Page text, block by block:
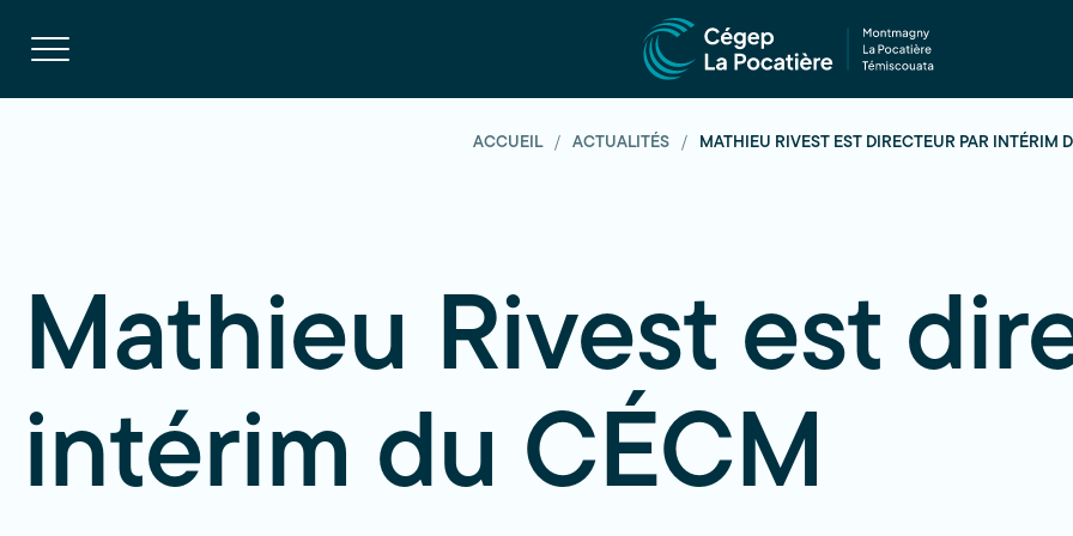
Ouvrir
la
ACCUEIL ACTUALITÉS MATHIEU RIVEST EST DIRECTEUR PAR INTÉRIM
Mathieu Rivest est
intérim du CÉCM